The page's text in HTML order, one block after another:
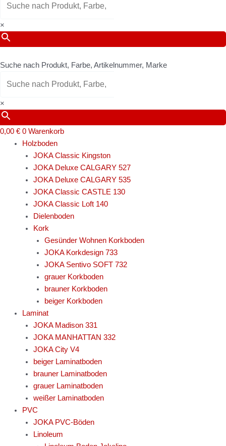
×
Suche nach Produkt, Farbe, Artikelnummer, Marke
×
0,00 € 0 Warenkorb
Holzboden
JOKA Classic Kingston
JOKA Deluxe CALGARY 527
JOKA Deluxe CALGARY 535
JOKA Classic CASTLE 130
JOKA Classic Loft 140
Dielenboden
Kork
Gesünder Wohnen Korkboden
JOKA Korkdesign 733
JOKA Sentivo SOFT 732
grauer Korkboden
brauner Korkboden
beiger Korkboden
Laminat
JOKA Madison 331
JOKA MANHATTAN 332
JOKA City V4
beiger Laminatboden
brauner Laminatboden
grauer Laminatboden
weißer Laminatboden
PVC
JOKA PVC-Böden
Linoleum